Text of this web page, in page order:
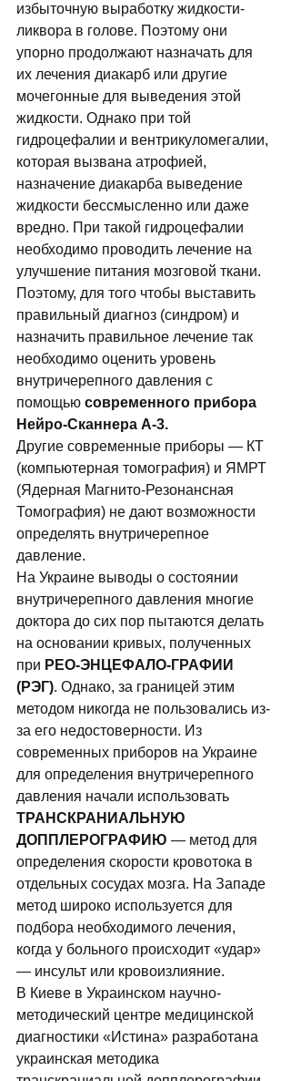
избыточную выработку жидкости-
ликвора в голове. Поэтому они
упорно продолжают назначать для
их лечения диакарб или другие
мочегонные для выведения этой
жидкости. Однако при той
гидроцефалии и вентрикуломегалии,
которая вызвана атрофией,
назначение диакарба выведение
жидкости бессмысленно или даже
вредно. При такой гидроцефалии
необходимо проводить лечение на
улучшение питания мозговой ткани.
Поэтому, для того чтобы выставить
правильный диагноз (синдром) и
назначить правильное лечение так
необходимо оценить уровень
внутричерепного давления с
помощью современного прибора
Нейро-Сканнера А-3.
Другие современные приборы — КТ
(компьютерная томография) и ЯМРТ
(Ядеpная Магнито-Резонансная
Томография) не дают возможности
определять внутричерепное
давление.
На Украине выводы о состоянии
внутричерепного давления многие
доктора до сих пор пытаются делать
на основании кривых, полученных
при РЕО-ЭНЦЕФАЛО-ГРАФИИ
(РЭГ). Однако, за гpаницей этим
методом никогда не пользовались из-
за его недостоверности. Из
современных приборов на Украине
для определения внутричерепного
давления начали использовать
ТРАНСКРАНИАЛЬНУЮ
ДОППЛЕРОГРАФИЮ — метод для
определения скорости кровотока в
отдельных сосудах мозга. На Западе
метод широко используется для
подбора необходимого лечения,
когда у больного происходит «удар»
— инсульт или кровоизлияние.
В Киеве в Украинском научно-
методический центре медицинской
диагностики «Истина» разработана
украинская методика